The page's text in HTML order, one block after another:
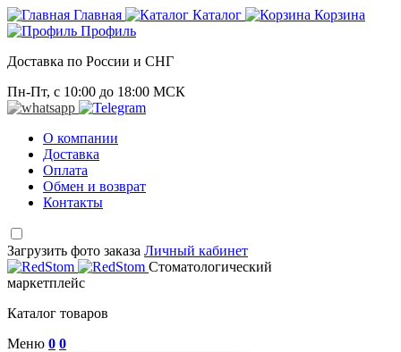
Главная Каталог
Корзина
Профиль
Доставка по России и СНГ
Пн-Пт, с 10:00 до 18:00 МСК
О компании
Доставка
Оплата
Обмен и возврат
Контакты
Загрузить фото заказа Личный кабинет
Стоматологический
маркетплейс
Каталог товаров
Меню 0 0